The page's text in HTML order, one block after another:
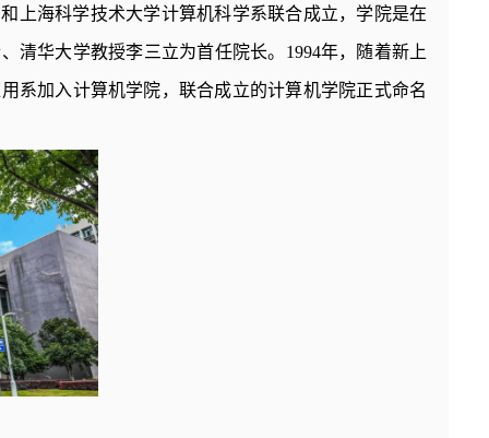
上海科学技术大学计算机科学系联合成立，学院是在
清华大学教授李三立为首任院长。1994年，随着新上
系加入计算机学院，联合成立的计算机学院正式命名